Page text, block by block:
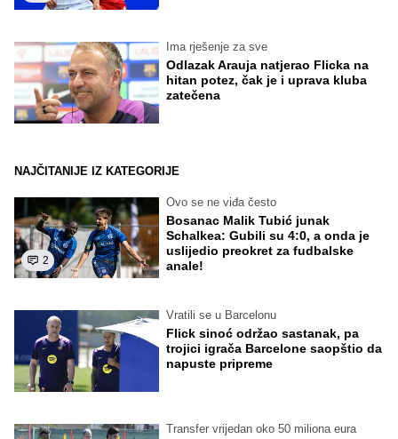
Ima rješenje za sve
Odlazak Arauja natjerao Flicka na
hitan potez, čak je i uprava kluba
zatečena
NAJČITANIJE IZ KATEGORIJE
2
Ovo se ne viđa često
Bosanac Malik Tubić junak
Schalkea: Gubili su 4:0, a onda je
uslijedio preokret za fudbalske
anale!
Vratili se u Barcelonu
Flick sinoć održao sastanak, pa
trojici igrača Barcelone saopštio da
napuste pripreme
Transfer vrijedan oko 50 miliona eura